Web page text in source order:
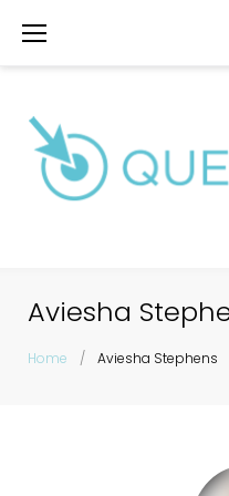
Skip
Aviesha
Home / Aviesha Stephens